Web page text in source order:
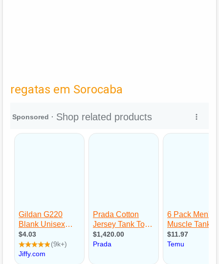
regatas em Sorocaba